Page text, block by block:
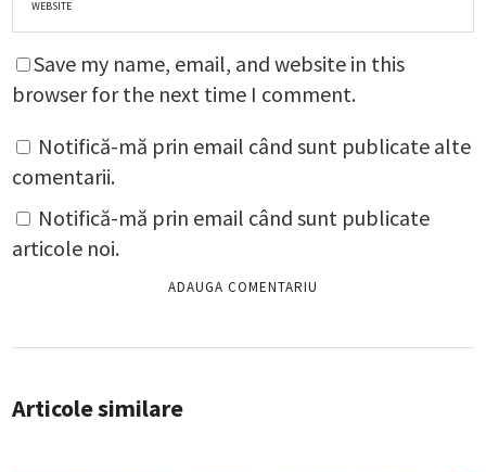
Save my name, email, and website in this
browser for the next time I comment.
Notifică-mă prin email când sunt publicate alte
comentarii.
Notifică-mă prin email când sunt publicate
articole noi.
Articole similare